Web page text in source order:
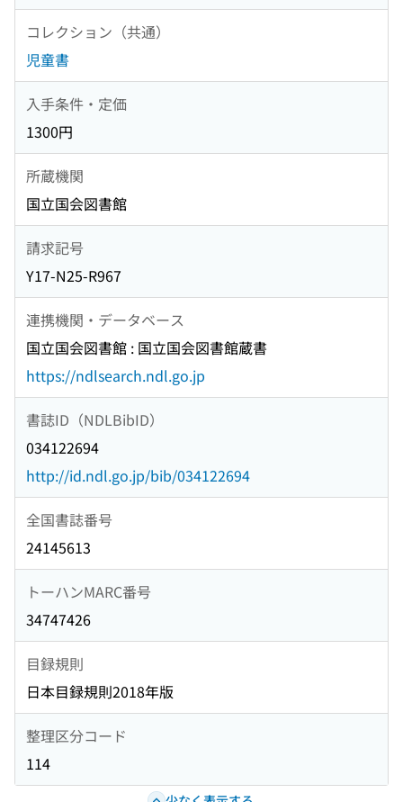
コレクション（共通）
児童書
入手条件・定価
1300円
所蔵機関
国立国会図書館
請求記号
Y17-N25-R967
連携機関・データベース
国立国会図書館 : 国立国会図書館蔵書
https://ndlsearch.ndl.go.jp
書誌ID（NDLBibID）
034122694
http://id.ndl.go.jp/bib/034122694
全国書誌番号
24145613
トーハンMARC番号
34747426
目録規則
日本目録規則2018年版
整理区分コード
114